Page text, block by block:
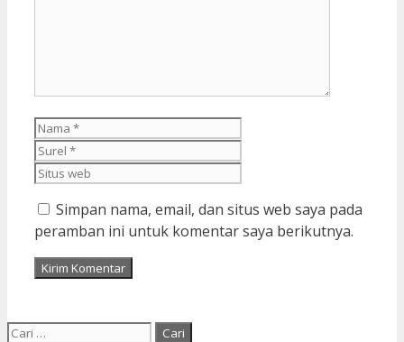
Nama
Simpan nama, email, dan situs web saya pada
peramban ini untuk komentar saya berikutnya.
Cari